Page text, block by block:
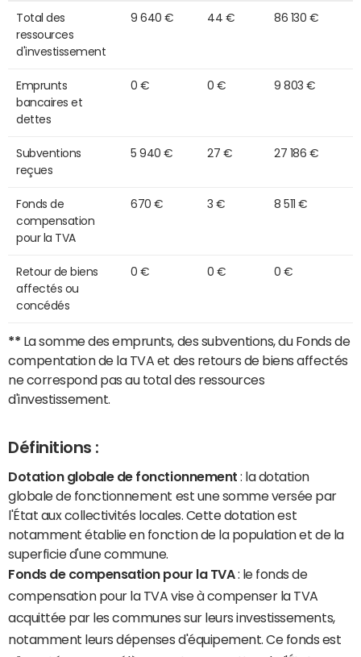
Total des
ressources
d'investissement
9 640 € 44 € 86 130 €
Emprunts
bancaires et
dettes
0 € 0 € 9 803 €
Subventions
reçues
5 940 € 27 € 27 186 €
Fonds de
compensation
pour la TVA
670 € 3 € 8 511 €
Retour de biens
affectés ou
concédés
0 € 0 € 0 €
** La somme des emprunts, des subventions, du Fonds de
compentation de la TVA et des retours de biens affectés
ne correspond pas au total des ressources
d'investissement.
Définitions :
Dotation globale de fonctionnement : la dotation
globale de fonctionnement est une somme versée par
l'État aux collectivités locales. Cette dotation est
notamment établie en fonction de la population et de la
superficie d'une commune.
Fonds de compensation pour la TVA: le fonds de
compensation pour la TVA vise à compenser la TVA
acquittée par les communes sur leurs investissements,
notamment leurs dépenses d'équipement. Ce fonds est